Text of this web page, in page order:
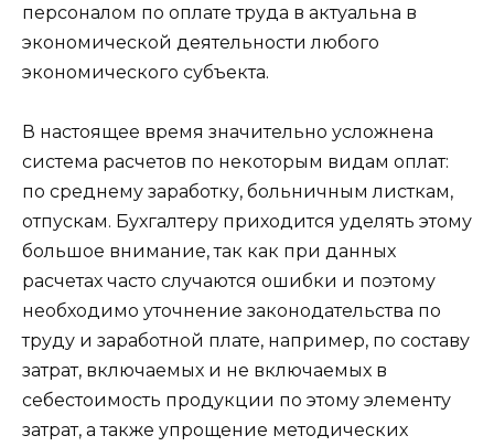
персоналом по оплате труда в актуальна в
экономической деятельности любого
экономического субъекта.
В настоящее время значительно усложнена
система расчетов по некоторым видам оплат:
по среднему заработку, больничным листкам,
отпускам. Бухгалтеру приходится уделять этому
большое внимание, так как при данных
расчетах часто случаются ошибки и поэтому
необходимо уточнение законодательства по
труду и заработной плате, например, по составу
затрат, включаемых и не включаемых в
себестоимость продукции по этому элементу
затрат, а также упрощение методических